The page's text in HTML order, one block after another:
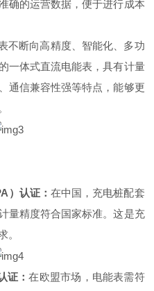
确的运营数据，便于进行成本
不断向高精度、智能化、多功
一体式直流电能表，具有计量
通信兼容性强等特点，能够更
）认证： 在中国，充电桩配套
量精度符合国家标准。这是充
。
证：在欧盟市场，电能表需符